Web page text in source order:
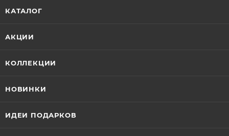
КАТАЛОГ
АКЦИИ
КОЛЛЕКЦИИ
НОВИНКИ
ИДЕИ ПОДАРКОВ